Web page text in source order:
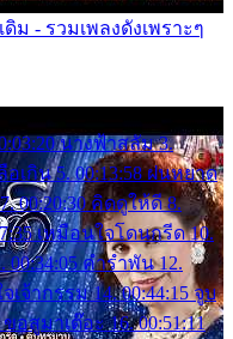
- รวมเพลงดังเพราะๆ
นางฟ้าสลัม 3.
อเกิน 5. 00:13:58 ฝนหยาด
00:20:30 คิดดูให้ดี 8.
เหมือนใจโดนกรีด 10.
00:34:05 คำรำพัน 12.
เจ้ากรรม 14. 00:44:15 จูบ
อสูมาเต๊อะ 16. 00:51:11